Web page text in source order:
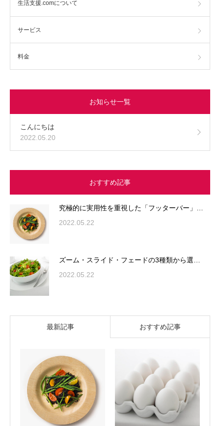
生活支援.comについて
サービス
料金
お知らせ一覧
こんにちは
2022.05.20
おすすめ記事
究極的に実用性を重視した「フッターバー」…
2022.05.22
ズーム・スライド・フェードの3種類から選…
2022.05.22
最新記事 おすすめ記事